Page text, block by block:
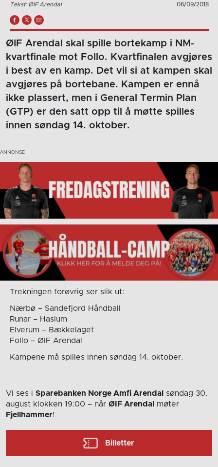
Tekst: ØIF Arendal 06/09/2018
ØIF Arendal skal spille bortekamp i NM-
kvartfinale mot Follo. Kvartfinalen avgjøres
i best av en kamp. Det vil si at kampen skal
avgjøres på bortebane. Kampen er ennå
ikke plassert, men i General Termin Plan
(GTP) er den satt opp til å møtte spilles
innen søndag 14. oktober.
Trekningen forøvrig ser slik ut:
Nærbø – Sandefjord Håndball
Runar – Haslum
Elverum – Bækkelaget
Follo – ØIF Arendal
Kampene må spilles innen søndag 14. oktober.
Vi ses i Sparebanken Norge Amfi Arendal
søndag 30.
august klokken 19:00 – når ØIF Arendal
møter
Fjellhammer!
Billetter